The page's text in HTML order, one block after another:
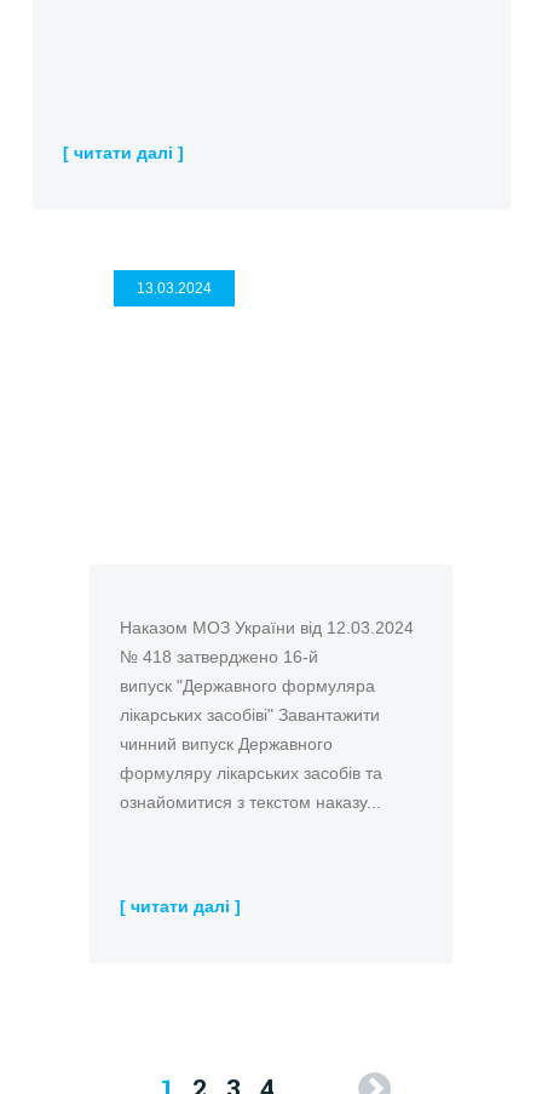
[ читати далі ]
13.03.2024
Наказом МОЗ України від 12.03.2024
№ 418 затверджено 16-й
випуск "Державного формуляра
лікарських засобіві" Завантажити
чинний випуск Державного
формуляру лікарських засобів та
ознайомитися з текстом наказу...
[ читати далі ]